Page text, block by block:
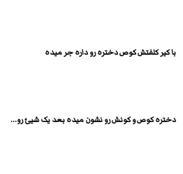
با کیر کلفتش کوص دختره رو داره جر میده
دختره کوص و کونش رو نشون میده بعد یک شیئ رو...